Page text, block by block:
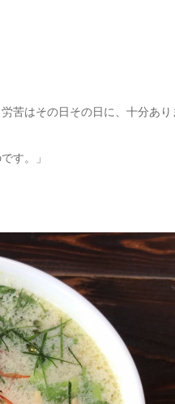
苦はその日その日に、十分あ
す。」